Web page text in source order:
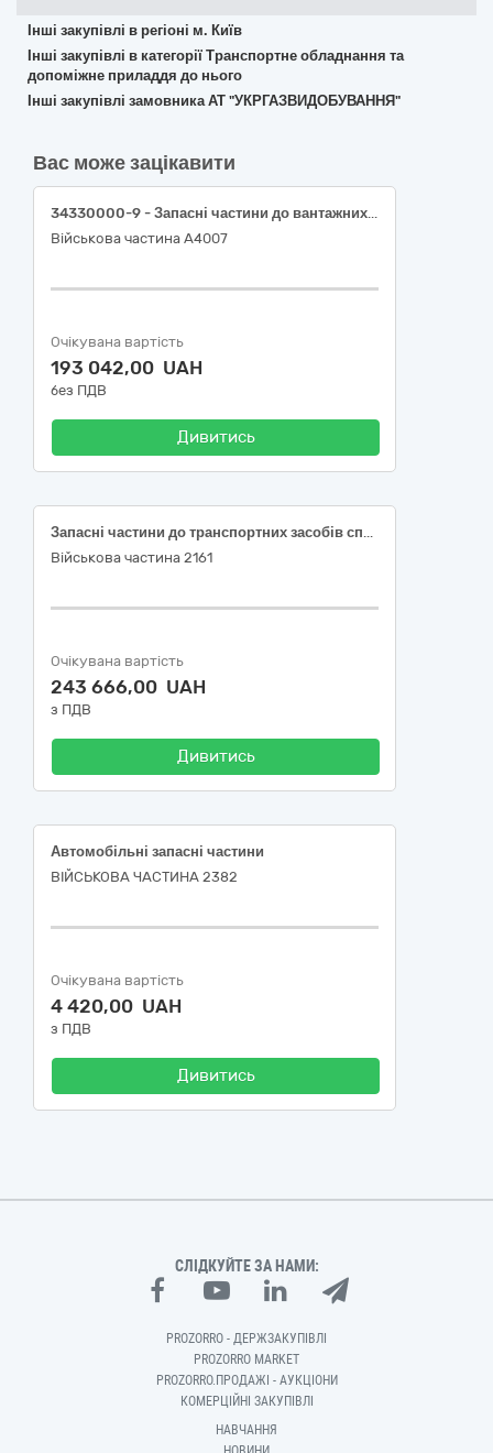
Інші закупівлі в регіоні м. Київ
Інші закупівлі в категорії Транспортне обладнання та
допоміжне приладдя до нього
Інші закупівлі замовника АТ "УКРГАЗВИДОБУВАННЯ"
Вас може зацікавити
34330000-9 - Запасні частини до вантажних транспортних засобів, фургонів та легкових автомобілів
Військова частина А4007
Очікувана вартість
193 042,00 UAH
без ПДВ
Дивитись
Запасні частини до транспортних засобів спеціального призначення
Військова частина 2161
Очікувана вартість
243 666,00 UAH
з ПДВ
Дивитись
Автомобільні запасні частини
ВІЙСЬКОВА ЧАСТИНА 2382
Очікувана вартість
4 420,00 UAH
з ПДВ
Дивитись
СЛІДКУЙТЕ ЗА НАМИ:
PROZORRO - ДЕРЖЗАКУПІВЛІ
PROZORRO MARKET
PROZORRO.ПРОДАЖІ - АУКЦІОНИ
КОМЕРЦІЙНІ ЗАКУПІВЛІ
НАВЧАННЯ